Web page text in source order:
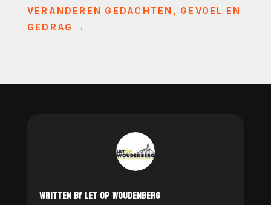
VERANDEREN GEDACHTEN, GEVOEL EN
GEDRAG →
WRITTEN BY LET OP WOUDENBERG